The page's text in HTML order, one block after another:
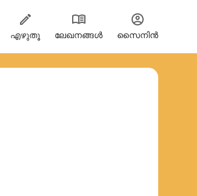
എഴുതൂ ലേഖനങ്ങൾ സൈനിന്‍